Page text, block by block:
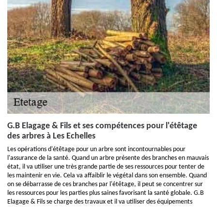
G.B Elagage & Fils et ses compétences pour l'étêtage
des arbres à Les Echelles
Les opérations d'étêtage pour un arbre sont incontournables pour
l'assurance de la santé. Quand un arbre présente des branches en mauvais
état, il va utiliser une très grande partie de ses ressources pour tenter de
les maintenir en vie. Cela va affaiblir le végétal dans son ensemble. Quand
on se débarrasse de ces branches par l'étêtage, il peut se concentrer sur
les ressources pour les parties plus saines favorisant la santé globale. G.B
Elagage & Fils se charge des travaux et il va utiliser des équipements